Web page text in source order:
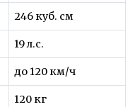
246 куб. см
19 л.с.
до 120 км/ч
120 кг